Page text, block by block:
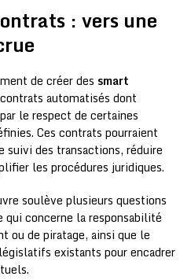
: vers une
de créer des smart
automatisés dont
le respect de certaines
Ces contrats pourraient
des transactions, réduire
les procédures juridiques.
soulève plusieurs questions
concerne la responsabilité
ou de piratage, ainsi que le
existants pour encadrer